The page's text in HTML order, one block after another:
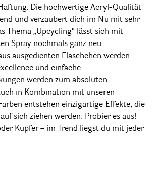
Die hochwertige Acryl-Qualität
und verzaubert dich im Nu mit sehr
Thema „Upcycling“ lässt sich mit
Spray nochmals ganz neu
ausgedienten Fläschchen werden
und einfache
werden zum absoluten
in Kombination mit unseren
entstehen einzigartige Effekte, die
sich ziehen werden. Probier es aus!
Kupfer – im Trend liegst du mit jeder